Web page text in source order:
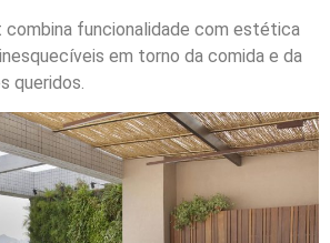
funcionalidade com estética
em torno da comida e da
queridos.